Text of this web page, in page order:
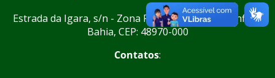
Estrada da Igara, s/n - Zona Rural, Senhor do Bonfim -
Bahia, CEP: 48970-000
Contatos: